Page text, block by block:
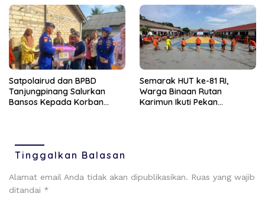
Satpolairud dan BPBD
Tanjungpinang Salurkan
Bansos Kepada Korban
Semarak HUT ke-81 RI,
Warga Binaan Rutan
Karimun Ikuti Pekan
Tinggalkan Balasan
Alamat email Anda tidak akan dipublikasikan. Ruas yang wajib
ditandai *